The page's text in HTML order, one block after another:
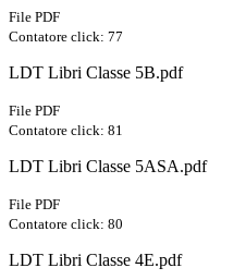
File PDF
Contatore click: 77
LDT Libri Classe 5B.pdf
File PDF
Contatore click: 81
LDT Libri Classe 5ASA.pdf
File PDF
Contatore click: 80
LDT Libri Classe 4E.pdf